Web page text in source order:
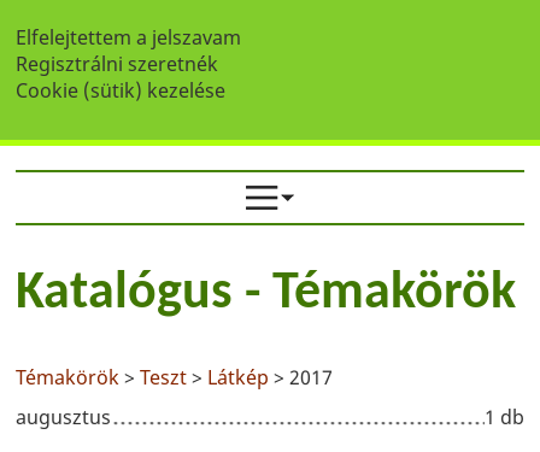
Elfelejtettem a jelszavam
Regisztrálni szeretnék
Cookie (sütik) kezelése
Katalógus - Témakörök
Témakörök>Teszt> Látkép > 2017
augusztus
1 db